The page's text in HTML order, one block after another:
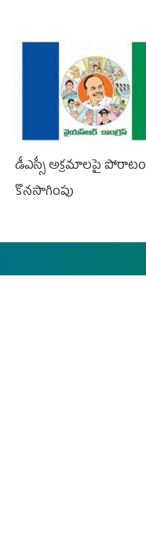
డీఎస్సీ అక్రమాలపై పోరాటం
కొనసాగింపు